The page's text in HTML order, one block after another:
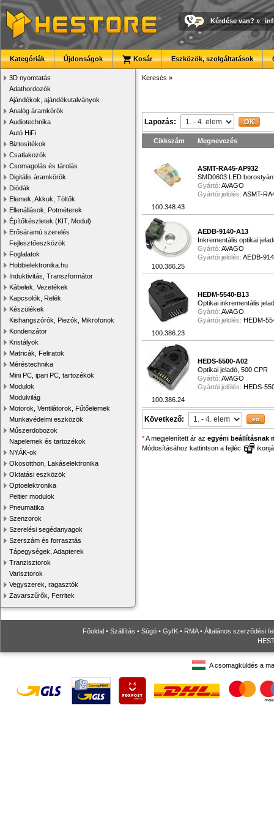
Kérdése van? »
Kategóriák Újdonságok Kosár Eszközök, szolgáltatások
3D nyomtatás
Adathordozók
Ajándékok, ajándékutalványok
Analóg áramkörök
Audiotechnika
Autó HiFi
Biztosítékok
Csatlakozók
Csomagolás és tárolás
Digitális áramkörök
Diódák
Elemek, Akkuk, Töltők
Ellenállások, Potméterek
Építőkészletek (KIT, Modul)
Erősáramú szerelés
Fejlesztőeszközök
Foglalatok
Hobbielektronika.hu
Induktivitás, Transzformátor
Kábelek, Vezetékek
Kapcsolók, Relék
Készülékek
Kishangszórók, Piezók, Mikrofonok
Kondenzátor
Kristályok
Matricák, Feliratok
Méréstechnika
Mini PC, ipari PC, tartozékok
Modulok
Modulvilág
Motorok, Ventilátorok, Fűtőelemek
Munkavédelmi eszközök
Műszerdobozok
Napelemek és tartozékok
NYÁK-ok
Okosotthon, Lakáselektronika
Oktatási eszközök
Optoelektronika
Peltier modulok
Pneumatika
Szenzorok
Szerelési segédanyagok
Szerszám és forrasztás
Tápegységek, Adapterek
Tranzisztorok
Varisztorok
Vegyszerek, ragasztók
Zavarszűrők, Ferritek
Keresés »
Lapozás:
Cikkszám Megnevezés
100.348.43
ASMT-RA45-AP932
SMD0603 LED borostyán
Gyártó: AVAGO
Gyártói jelölés: ASMT-
100.386.25
AEDB-9140-A13
Inkrementális optikai
Gyártó: AVAGO
Gyártói jelölés: AEDB-
100.386.23
HEDM-5540-B13
Optikai inkrementális
Gyártó: AVAGO
Gyártói jelölés: HEDM-
100.386.24
HEDS-5500-A02
Optikai jeladó, 500 CPR
Gyártó: AVAGO
Gyártói jelölés: HEDS-
Következő:
*A megjelenített ár az egyéni beállításnak
Módosításához kattintson a fejléc
Főoldal • Szállítás • Súgó • GyIK • RMA• Általános szerződési
A csomagküldés a